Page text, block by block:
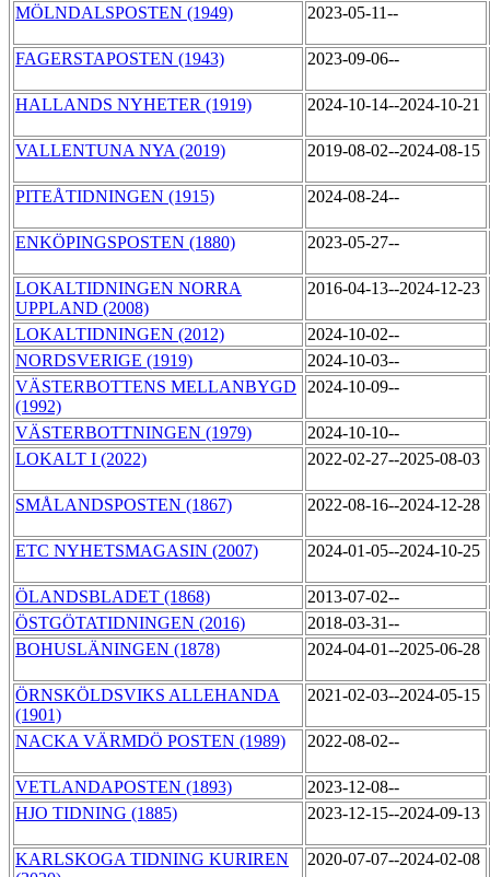
MÖLNDALSPOSTEN (1949) 2023-05-11--
FAGERSTAPOSTEN (1943) 2023-09-06--
HALLANDS NYHETER (1919) 2024-10-14--2024-10-21
VALLENTUNA NYA (2019) 2019-08-02--2024-08-15
PITEÅTIDNINGEN (1915) 2024-08-24--
ENKÖPINGSPOSTEN (1880) 2023-05-27--
LOKALTIDNINGEN NORRA
UPPLAND (2008)
2016-04-13--2024-12-23
LOKALTIDNINGEN (2012)
2024-10-02--
NORDSVERIGE (1919)
2024-10-03--
VÄSTERBOTTENS MELLANBYGD
(1992)
2024-10-09--
VÄSTERBOTTNINGEN (1979)
2024-10-10--
LOKALT I (2022)
2022-02-27--2025-08-03
SMÅLANDSPOSTEN (1867) 2022-08-16--2024-12-28
ETC NYHETSMAGASIN (2007) 2024-01-05--2024-10-25
ÖLANDSBLADET (1868)
2013-07-02--
ÖSTGÖTATIDNINGEN (2016)
2018-03-31--
BOHUSLÄNINGEN (1878)
2024-04-01--2025-06-28
ÖRNSKÖLDSVIKS ALLEHANDA
(1901)
2021-02-03--2024-05-15
NACKA VÄRMDÖ POSTEN (1989) 2022-08-02--
VETLANDAPOSTEN (1893)
2023-12-08--
HJO TIDNING (1885)
2023-12-15--2024-09-13
KARLSKOGA TIDNING KURIREN
2020-07-07--2024-02-08